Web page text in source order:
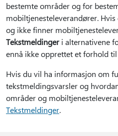
bestemte områder og for
mobiltjenesteleverandører.
og ikke finner
Tekstmeldingeri alternativene
ennå ikke opprettet et forhold
Hvis du vil ha informasjon om
tekstmeldingsvarsler og
områder og
Tekstmeldinger.